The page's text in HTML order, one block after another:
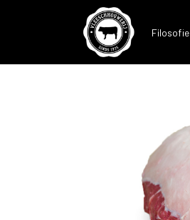
Filosofie